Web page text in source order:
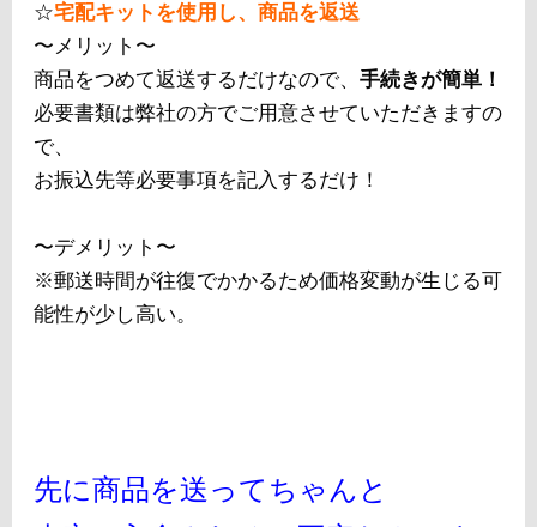
☆宅配キットを使用し、商品を返送
〜メリット〜
商品をつめて返送するだけなので、 手続きが簡単！
必要書類は弊社の方でご用意させていただきますの
で、
お振込先等必要事項を記入するだけ！
〜デメリット〜
※郵送時間が往復でかかるため価格変動が生じる可
能性が少し高い。
先に商品を送ってちゃんと